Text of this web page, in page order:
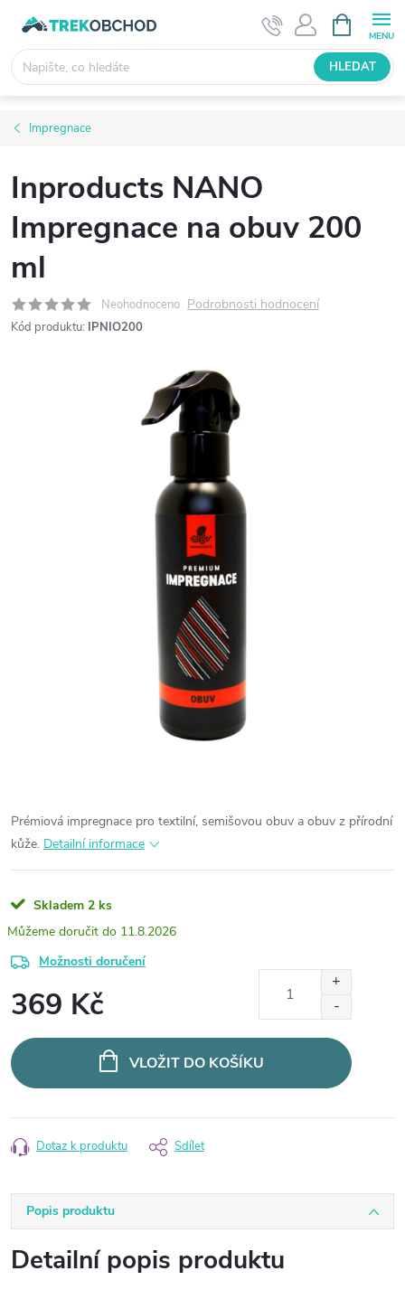
obsah
NÁKUPNÍ
KOŠÍK
HLEDAT
Impregnace
Inproducts NANO
Impregnace na obuv 200
ml
Neohodnoceno Podrobnosti hodnocení
Kód produktu: IPNIO200
Prémiová impregnace pro textilní, semišovou obuv a obuv z přírodní
kůže. Detailní informace
Skladem 2 ks
11.8.2026
Možnosti doručení
369 Kč
cena:
VLOŽIT DO KOŠÍKU
Dotaz k produktu Sdílet
Popis produktu
Detailní popis produktu